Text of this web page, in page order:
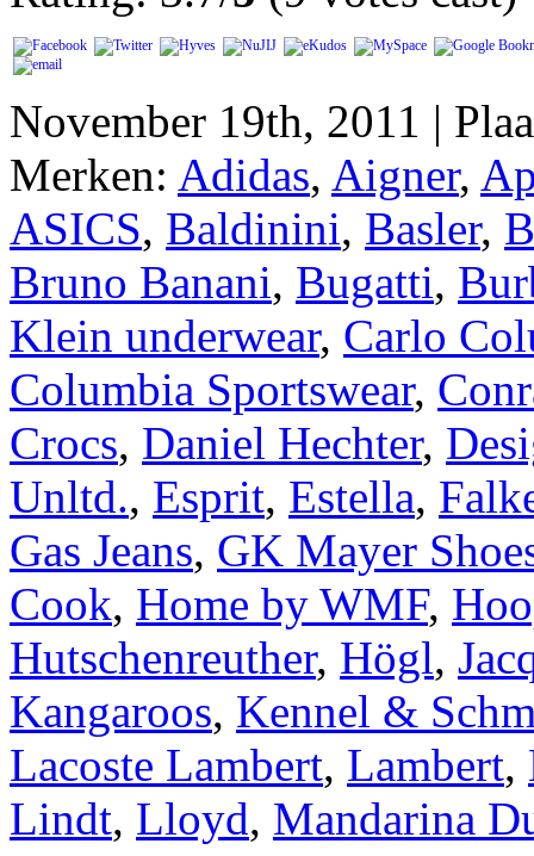
November 19th, 2011 |
Merken: Adidas, Aigner,
ASICS, Baldinini, Basler,
Bruno Banani, Bugatti,
Klein underwear, Carlo
Columbia Sportswear,
Crocs, Daniel Hechter,
Unltd., Esprit, Estella,
Gas Jeans, GK Mayer
Cook, Home by WMF,
Hutschenreuther, Högl,
Kangaroos, Kennel &
Lacoste Lambert, Lambert,
Lindt, Lloyd, Mandarina